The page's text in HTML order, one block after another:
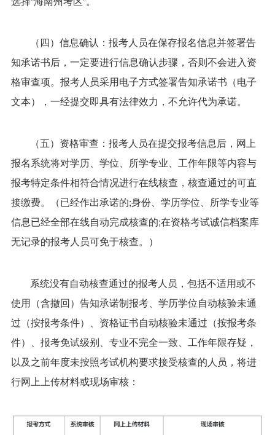
（四）信息确认：报考人员在保存报名信息并签署告
知承诺书后，一定要进行信息确认步骤，否则不会进入资
格审查项。报考人员采用电子方式签署告知承诺书（电子
文本），一经提交即具有法律效力，不允许代为承诺。
（五）资格审查：报考人员在提交报考信息后，网上
报名系统将对学历、学位、所学专业、工作年限等内容与
报考特定条件相符合情况进行在线核查，核查通过的可直
接缴费。（已经作出承诺的;身份、学历学位、所学专业等
信息已经全部在线自动完成核查的;在资格考试诚信档案库
无记录的报考人员可免于核查。）
系统没有自动核查通过的报考人员，包括不适用或不
使用（含撤回）告知承诺制报考、学历学位自动核验未通
过（按报考条件）、资格证书自动核验未通过（按报考条
件）、报考免试级别、专业不完全一致、工作年限存疑，
以及之前年度未按照考试机构要求接受核查的人员，将进
行网上上传材料或现场审核：